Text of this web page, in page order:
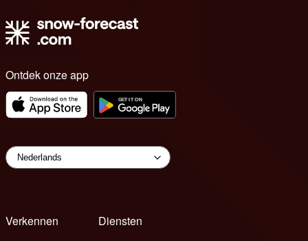
Ontdek onze app
Verkennen
Diensten